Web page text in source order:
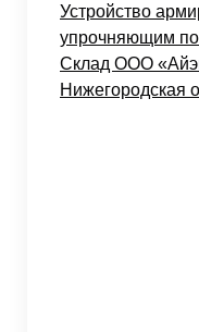
Устройство
упрочняющим
Склад ООО
Нижегородская